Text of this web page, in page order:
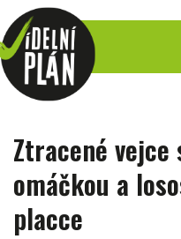
Ztracené vejce
omáčkou a
placce